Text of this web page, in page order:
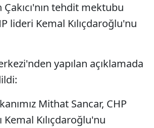
tehdit mektubu
lideri Kemal Kılıçdaroğlu'nu
yapılan açıklamada
Mithat Sancar, CHP
Kemal Kılıçdaroğlu'nu